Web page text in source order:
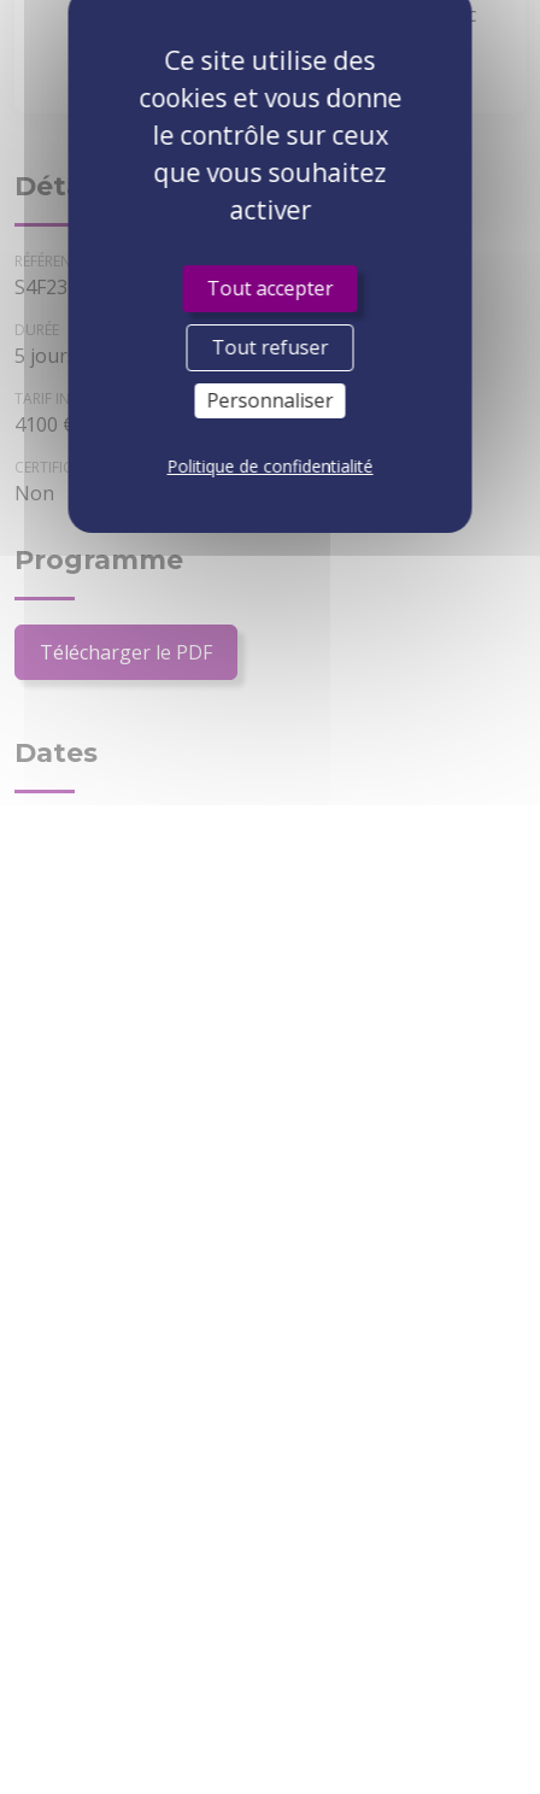
Attestation de fin de stage adressée avec
Détails
RÉFÉRENCE
S4F23
DURÉE
5 jours
TARIF INTER
4100 € HT
CERTIFICATION
Non
Programme
Télécharger le PDF
Dates
Ce site utilise des
cookies et vous donne
le contrôle sur ceux
que vous souhaitez
activer
Tout accepter
Tout refuser
Personnaliser
Politique de confidentialité